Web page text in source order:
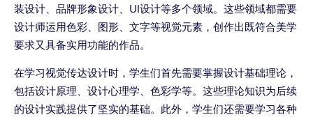
装设计、品牌形象设计、UI设计等多个领域。这些领域都需要
设计师运用色彩、图形、文字等视觉元素，创作出既符合美学
要求又具备实用功能的作品。
在学习视觉传达设计时，学生们首先需要掌握设计基础理论，
包括设计原理、设计心理学、色彩学等。这些理论知识为后续
的设计实践提供了坚实的基础。此外，学生们还需要学习各种